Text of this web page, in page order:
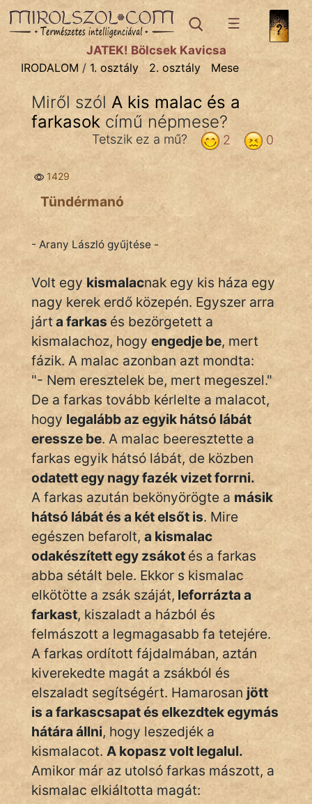
IRODALOMtémák:
Dráma
Költemény
Komédia
Kötelező
Mitológia
Monda
Novella
És
Elbeszélés
Regény
Tanmese
Vers
IRODALOM
SZÓLÁS
És
KÖZMONDÁS
PSZICHO
ZENE
FILM
ÉLETMÓD
MAGYARSÁG
JÁTÉK! Bölcsek Kavicsa
IRODALOM / 1. osztály 2. osztály Mese
Miről szól A kis malac és a
farkasok című népmese?
0
2
Tetszik ez a mű?
1429
Tündérmanó
- Arany László gyűjtése -
Volt egy kismalacnak egy kis háza egy
nagy kerek erdő közepén. Egyszer arra
járta farkas és bezörgetett a
kismalachoz, hogy engedje be, mert
fázik. A malac azonban azt mondta:
"- Nem eresztelek be, mert megeszel."
De a farkas tovább kérlelte a malacot,
hogy legalább az egyik hátsó lábát
eressze be. A malac beeresztette a
farkas egyik hátsó lábát, de közben
odatett egy nagy fazék vizet forrni.
A farkas azután bekönyörögte a másik
hátsó lábát és a két elsőt is. Mire
egészen befarolt, a kismalac
odakészített egy zsákot és a farkas
abba sétált bele. Ekkor s kismalac
elkötötte a zsák száját, leforrázta a
farkast, kiszaladt a házból és
felmászott a legmagasabb fa tetejére.
A farkas ordított fájdalmában, aztán
kiverekedte magát a zsákból és
elszaladt segítségért. Hamarosan jött
is a farkascsapat és elkezdtek egymás
hátára állni, hogy leszedjék a
kismalacot. A kopasz volt legalul.
Amikor már az utolsó farkas mászott, a
kismalac elkiáltotta magát: